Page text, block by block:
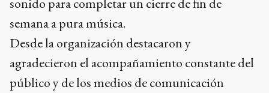
semana a pura música.
Desde la organización destacaron y
agradecieron el acompañamiento constante del
público y de los medios de comunicación